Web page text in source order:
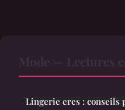
Lingerie eres : conseils